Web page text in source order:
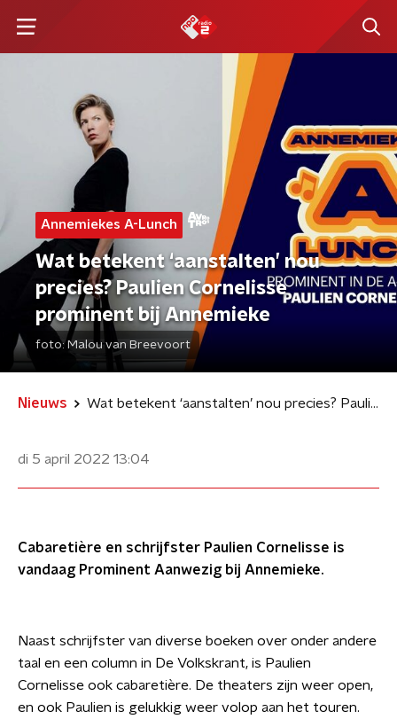
Annemiekes A-Lunch
Wat betekent ‘aanstalten’ nou
precies? Paulien Cornelisse
prominent bij Annemieke
foto: Malou van Breevoort
Nieuws Wat betekent ‘aanstalten’ nou precies? Paulien Cornelisse prominent bij Annemieke
di 5 april 2022 13:04
Cabaretière en schrijfster Paulien Cornelisse is
vandaag Prominent Aanwezig bij Annemieke.
Naast schrijfster van diverse boeken over onder andere
taal en een column in De Volkskrant, is Paulien
Cornelisse ook cabaretière. De theaters zijn weer open,
en ook Paulien is gelukkig weer volop aan het touren.